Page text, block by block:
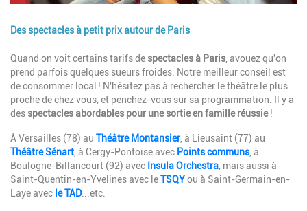
Des spectacles à petit prix autour de Paris
Description
Quand on voit certains tarifs despectacles à Paris , avouez qu'on
prend parfois quelques sueurs froides. Notre meilleur conseil est
de consommer local ! N'hésitez pas à rechercher le théâtre le plus
proche de chez vous, et penchez-vous sur sa programmation. Il y a
desspectacles abordables pour une sortie en famille réussie!
À Versailles (78) au Théâtre Montansier, à Lieusaint (77) au
Théâtre Sénart , à Cergy-Pontoise avec Points communs, à
Boulogne-Billancourt (92) avec Insula Orchestra , mais aussi à
Saint-Quentin-en-Yvelines avec leTSQYou à Saint-Germain-en-
Laye avec le TAD...etc.